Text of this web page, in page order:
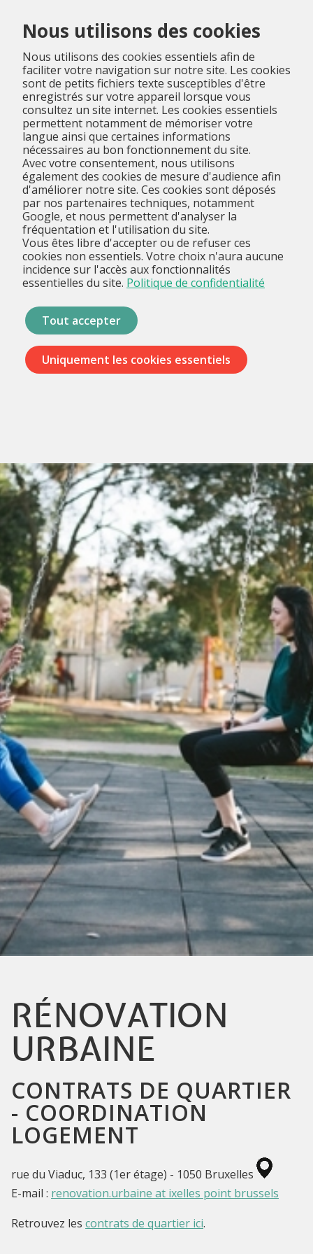
Nous utilisons des cookies
Nous utilisons des cookies essentiels afin de
faciliter votre navigation sur notre site. Les cookies
sont de petits fichiers texte susceptibles d'être
enregistrés sur votre appareil lorsque vous
consultez un site internet. Les cookies essentiels
permettent notamment de mémoriser votre
langue ainsi que certaines informations
nécessaires au bon fonctionnement du site.
Avec votre consentement, nous utilisons
également des cookies de mesure d'audience afin
d'améliorer notre site. Ces cookies sont déposés
par nos partenaires techniques, notamment
Google, et nous permettent d'analyser la
fréquentation et l'utilisation du site.
Vous êtes libre d'accepter ou de refuser ces
cookies non essentiels. Votre choix n'aura aucune
incidence sur l'accès aux fonctionnalités
essentielles du site. Politique de confidentialité
Tout accepter
Uniquement les cookies essentiels
Menu
RÉNOVATION
URBAINE
CONTRATS DE QUARTIER
- COORDINATION
LOGEMENT
rue du Viaduc, 133 (1er étage) - 1050 Bruxelles
E-mail : renovation.urbaine at ixelles point brussels
Retrouvez les contrats de quartier ici.